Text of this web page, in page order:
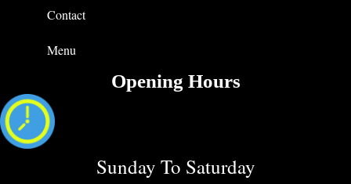
Contact
Menu
Opening Hours
Sunday To Saturday